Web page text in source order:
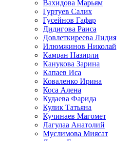
Вахидова Марьям
Гуртуев Салих
Гусейнов Гафар
Дидигова Раиса
Довлеткиреева Лидия
Илюмжинов Николай
Камран Назирли
Канукова Зарина
Капаев Иса
Коваленко Ирина
Коса Алена
Кудаева Фарида
Кулик Татьяна
Кучинаев Магомет
Лагулаа Анатолий
Муслимова Миясат